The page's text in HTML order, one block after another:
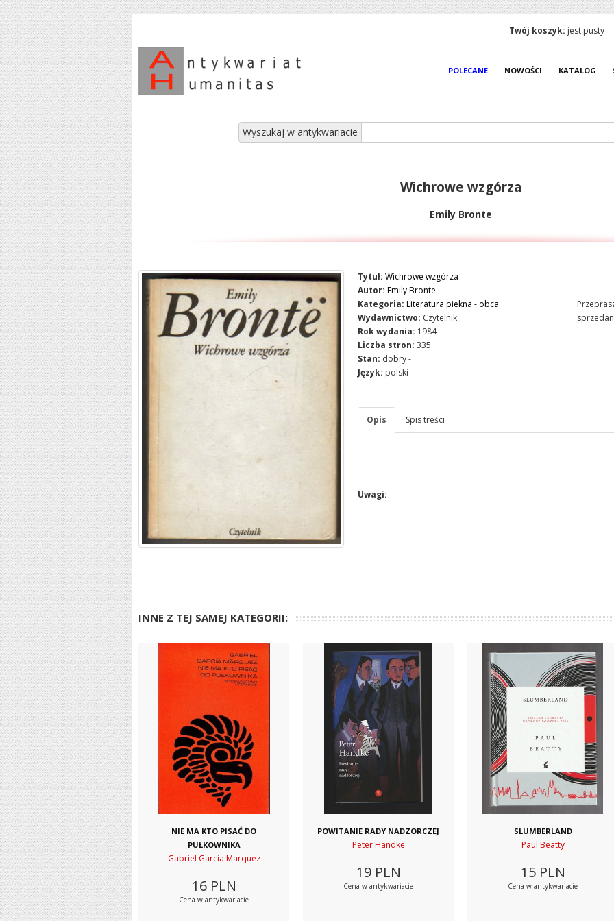
Twój koszyk: jest pusty
POLECANE NOWOŚCI KATALOG
Wyszukaj w antykwariacie
Wichrowe wzgórza
Emily Bronte
Tytuł: Wichrowe wzgórza
Autor: Emily Bronte
Kategoria: Literatura piekna - obca
Wydawnictwo: Czytelnik
Rok wydania: 1984
Liczba stron: 335
Stan: dobry -
Język: polski
Opis Spis treści
Uwagi:
INNE Z TEJ SAMEJ KATEGORII:
NIE MA KTO PISAĆ DO
PUŁKOWNIKA
Gabriel Garcia Marquez
16 PLN
Cena w antykwariacie
POWITANIE RADY NADZORCZEJ
Peter Handke
19 PLN
Cena w antykwariacie
SLUMBERLAND
Paul Beatty
15 PLN
Cena w antykwariacie